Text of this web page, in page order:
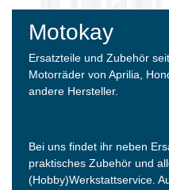
Motokay
Ersatzteile und Zubehör
Motorräder von Aprilia,
andere Hersteller.
Bei uns findet ihr neben
praktisches Zubehör und
(Hobby)Werkstattservice.